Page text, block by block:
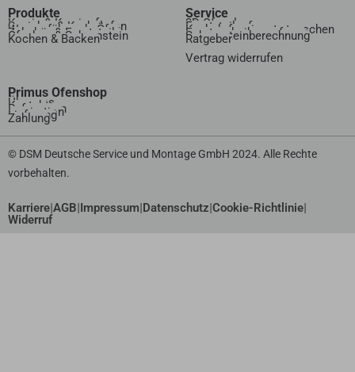
Produkte
Kamin & Kaminofen
Speicher & Kachelofen
Wasserführende Öfen
Zubehör & Ersatzteile
Ofenbau & Schornstein
Kochen & Backen
Service
3D Ofenplanung
Ersatzteilanfrage
Kachelofeneinsatz tauschen
Ersatzscheibenanfrage
Schornsteinberechnung
Ratgeber
Vertrag widerrufen​
Primus Ofenshop
Über uns
Kontakt
Referenzen
Inspiration
Lieferung
Zahlung
© DSM Deutsche Service und Montage GmbH 2024. Alle Rechte
vorbehalten.
Karriere|AGB|Impressum|Datenschutz|Cookie-Richtlinie|
Widerruf